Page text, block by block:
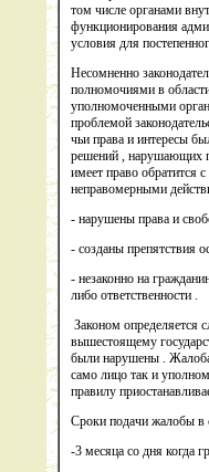
том числе органами
функционирования
условия для
Несомненно
полномочиями в
уполномоченными
проблемой
чьи права и интересы
решений , нарушающих
имеет право обратится
неправомерными
- нарушены права и
- созданы препятствия
- незаконно на
либо ответственности .
Законом определяется
вышестоящему
были нарушены .
само лицо так и
правилу
Сроки подачи жалобы в
-3 месяца со дня когда